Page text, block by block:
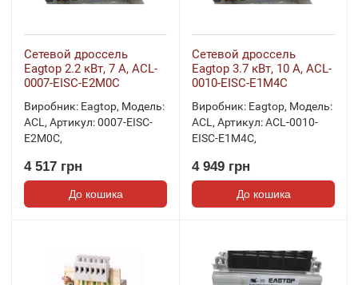
Сетевой дроссель
Eagtop 2.2 кВт, 7 А, ACL-
0007-EISC-E2M0C
Виробник: Eagtop, Модель:
ACL, Артикул:0007-EISC-
E2M0C,
4 517 грн
До кошика
Сетевой дроссель
Eagtop 3.7 кВт, 10 А, ACL-
0010-EISC-E1M4C
Виробник: Eagtop, Модель:
ACL, Артикул:ACL-0010-
EISC-E1M4C,
4 949 грн
До кошика